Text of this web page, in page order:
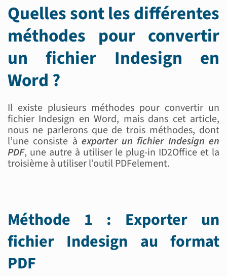
Quelles sont les différentes
méthodes pour convertir
un fichier Indesign en
Word ?
Il existe plusieurs méthodes pour convertir un
fichier Indesign en Word, mais dans cet article,
nous ne parlerons que de trois méthodes, dont
l’une consiste à exporter un fichier Indesign en
PDF, une autre à utiliser le plug-in ID2Office et la
troisième à utiliser l’outil PDFelement.
Méthode 1 : Exporter un
fichier Indesign au format
PDF